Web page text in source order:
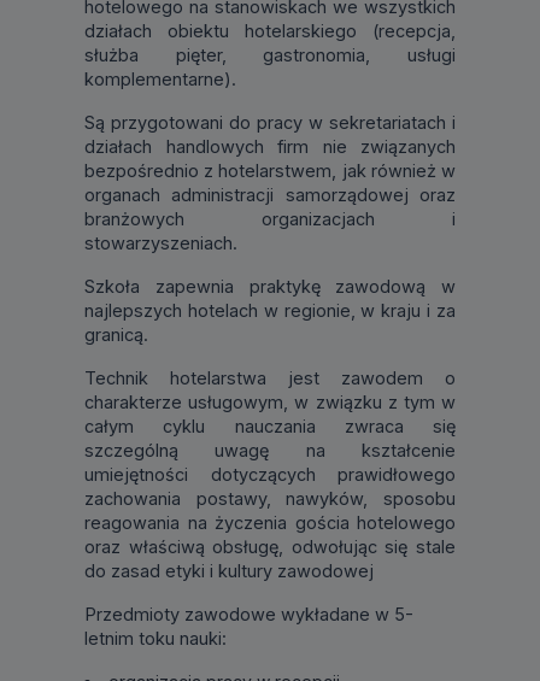
hotelowego na stanowiskach we wszystkich
działach obiektu hotelarskiego (recepcja,
służba pięter, gastronomia, usługi
komplementarne).
Są przygotowani do pracy w sekretariatach i
działach handlowych firm nie związanych
bezpośrednio z hotelarstwem, jak również w
organach administracji samorządowej oraz
branżowych organizacjach i
stowarzyszeniach.
Szkoła zapewnia praktykę zawodową w
najlepszych hotelach w regionie, w kraju i za
granicą.
Technik hotelarstwa jest zawodem o
charakterze usługowym, w związku z tym w
całym cyklu nauczania zwraca się
szczególną uwagę na kształcenie
umiejętności dotyczących prawidłowego
zachowania postawy, nawyków, sposobu
reagowania na życzenia gościa hotelowego
oraz właściwą obsługę, odwołując się stale
do zasad etyki i kultury zawodowej
Przedmioty zawodowe wykładane w 5-
letnim toku nauki: